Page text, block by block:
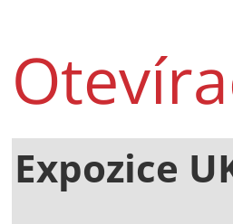
Expozice